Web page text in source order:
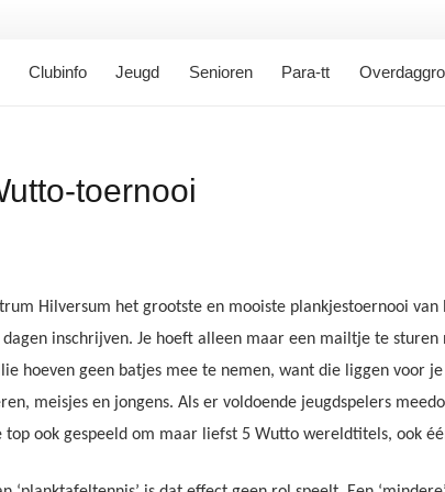
Clubinfo Jeugd Senioren Para-tt
toernooi
Hilversum het grootste en mooiste plankjestoernooi
dagen inschrijven. Je hoeft alleen maar een mailtje te sturen
hoeven geen batjes mee te nemen, want die liggen voor
meisjes en jongens. Als er voldoende jeugdspelers
ook gespeeld om maar liefst 5 Wutto wereldtitels, ook